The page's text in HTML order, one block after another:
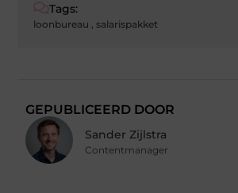
Tags:
loonbureau ,salarispakket
GEPUBLICEERD DOOR
Sander Zijlstra
Contentmanager